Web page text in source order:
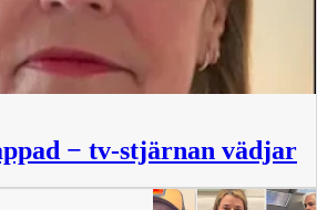
− tv-stjärnan vädjar